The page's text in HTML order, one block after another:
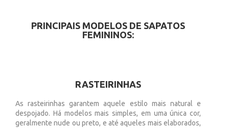
PRINCIPAIS MODELOS DE SAPATOS
FEMININOS:
RASTEIRINHAS
As rasteirinhas garantem aquele estilo mais natural e
despojado. Há modelos mais simples, em uma única cor,
geralmente nude ou preto, e até aqueles mais elaborados,